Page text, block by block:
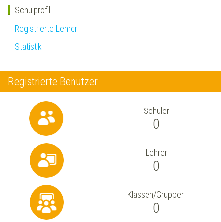
Schulprofil
Registrierte Lehrer
Statistik
Registrierte Benutzer
Schüler
0
Lehrer
0
Klassen/Gruppen
0